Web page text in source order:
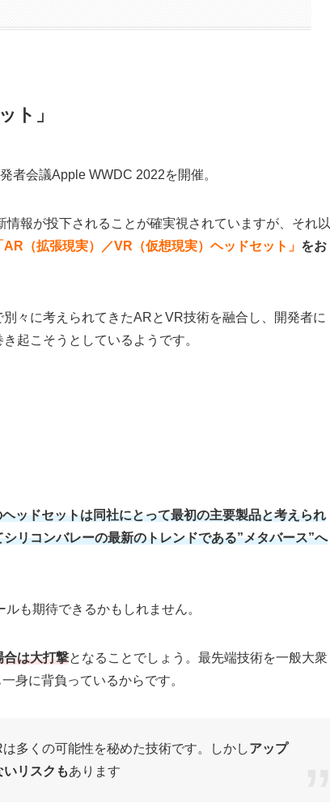
ト」
者会議Apple WWDC 2022を開催。
報が投下されることが確実視されていますが、それ以
AR（拡張現実）／VR（仮想現実）ヘッドセット」 をお
々に考えられてきたARとVR技術を融合し、開発者に
起こそうとしているようです。
ッドセットは同社にとって最初の主要製品と考えられ
リコンバレーの最新のトレンドである”メタバース”へ
も期待できるかもしれません。
合は大打撃となることでしょう。最先端技術を一般大衆
身に背負っているからです。
多くの可能性を秘めた技術です。しかしアップ
リスクもあります